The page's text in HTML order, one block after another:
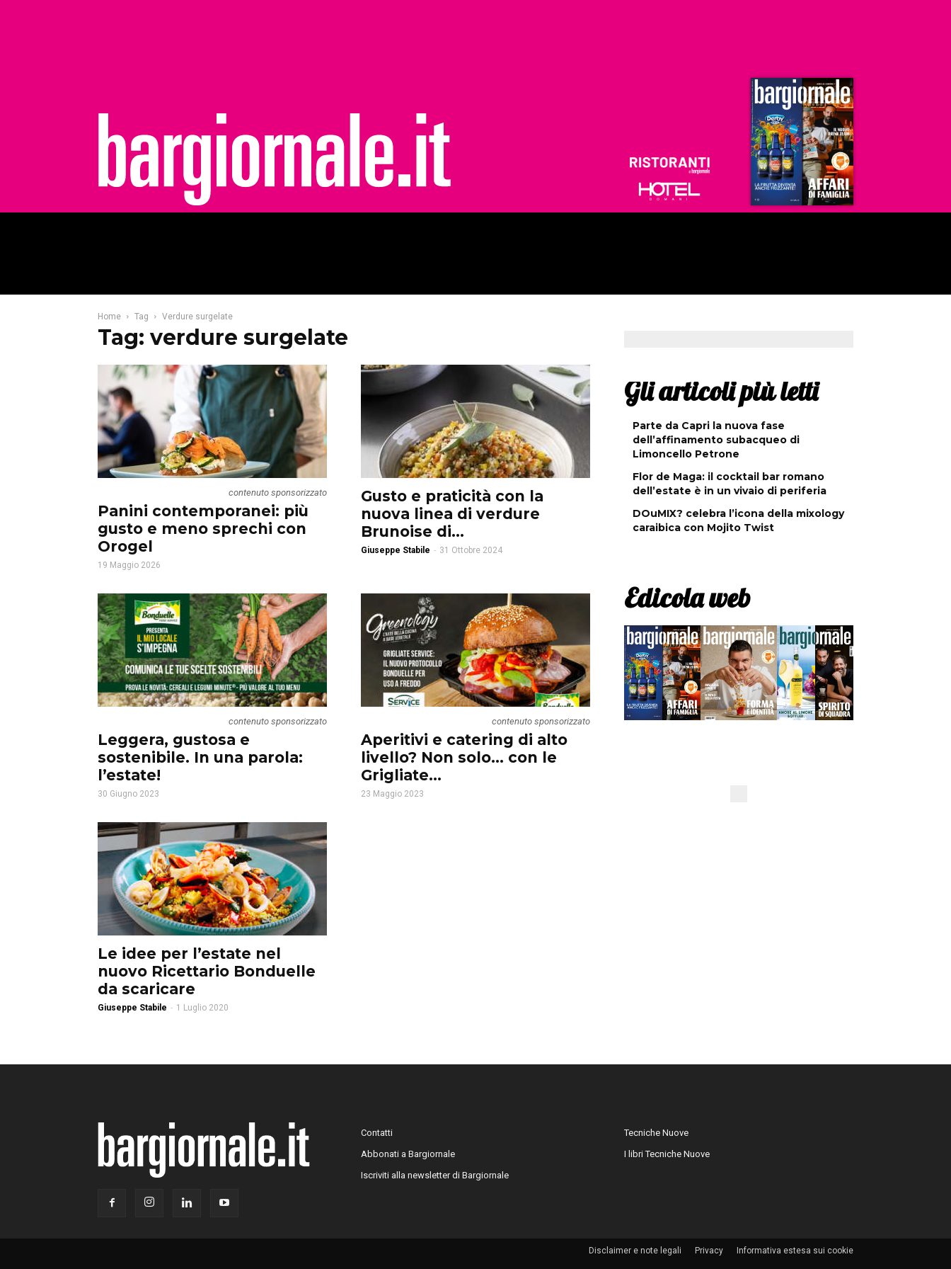
Ristoranti
Hoteldomani
Home Tag Verdure surgelate
Tag: verdure surgelate
contenuto sponsorizzato
Panini contemporanei: più
gusto e meno sprechi con
Orogel
19 Maggio 2026
Gusto e praticità con la
nuova linea di verdure
Brunoise di...
Giuseppe Stabile - 31 Ottobre 2024
contenuto sponsorizzato
Leggera, gustosa e
sostenibile. In una parola:
l’estate!
30 Giugno 2023
contenuto sponsorizzato
Aperitivi e catering di alto
livello? Non solo… con le
Grigliate...
23 Maggio 2023
Le idee per l’estate nel
nuovo Ricettario Bonduelle
da scaricare
Giuseppe Stabile - 1 Luglio 2020
Gli articoli più letti
Parte da Capri la nuova fase
dell’affinamento subacqueo di
Limoncello Petrone
Flor de Maga: il cocktail bar romano
dell’estate è in un vivaio di periferia
DOuMIX? celebra l’icona della mixology
caraibica con Mojito Twist
Edicola web
Contatti
Abbonati a Bargiornale
Iscriviti alla newsletter di Bargiornale
Tecniche Nuove
I libri Tecniche Nuove
Disclaimer e note legali Privacy Informativa estesa sui cookie